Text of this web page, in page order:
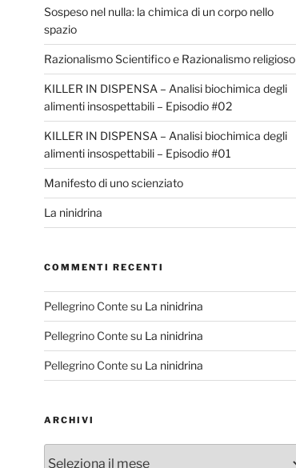
Sospeso nel nulla: la chimica di un corpo nello
spazio
Razionalismo Scientifico e Razionalismo religioso
KILLER IN DISPENSA – Analisi biochimica degli
alimenti insospettabili – Episodio #02
KILLER IN DISPENSA – Analisi biochimica degli
alimenti insospettabili – Episodio #01
Manifesto di uno scienziato
La ninidrina
COMMENTI RECENTI
Pellegrino Contesu La ninidrina
Pellegrino Contesu La ninidrina
Pellegrino Contesu La ninidrina
ARCHIVI